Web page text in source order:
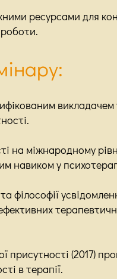
ресурсами для
роботи.
викладачем
на міжнародному
навиком у
філософії
(2017)
в терапії.